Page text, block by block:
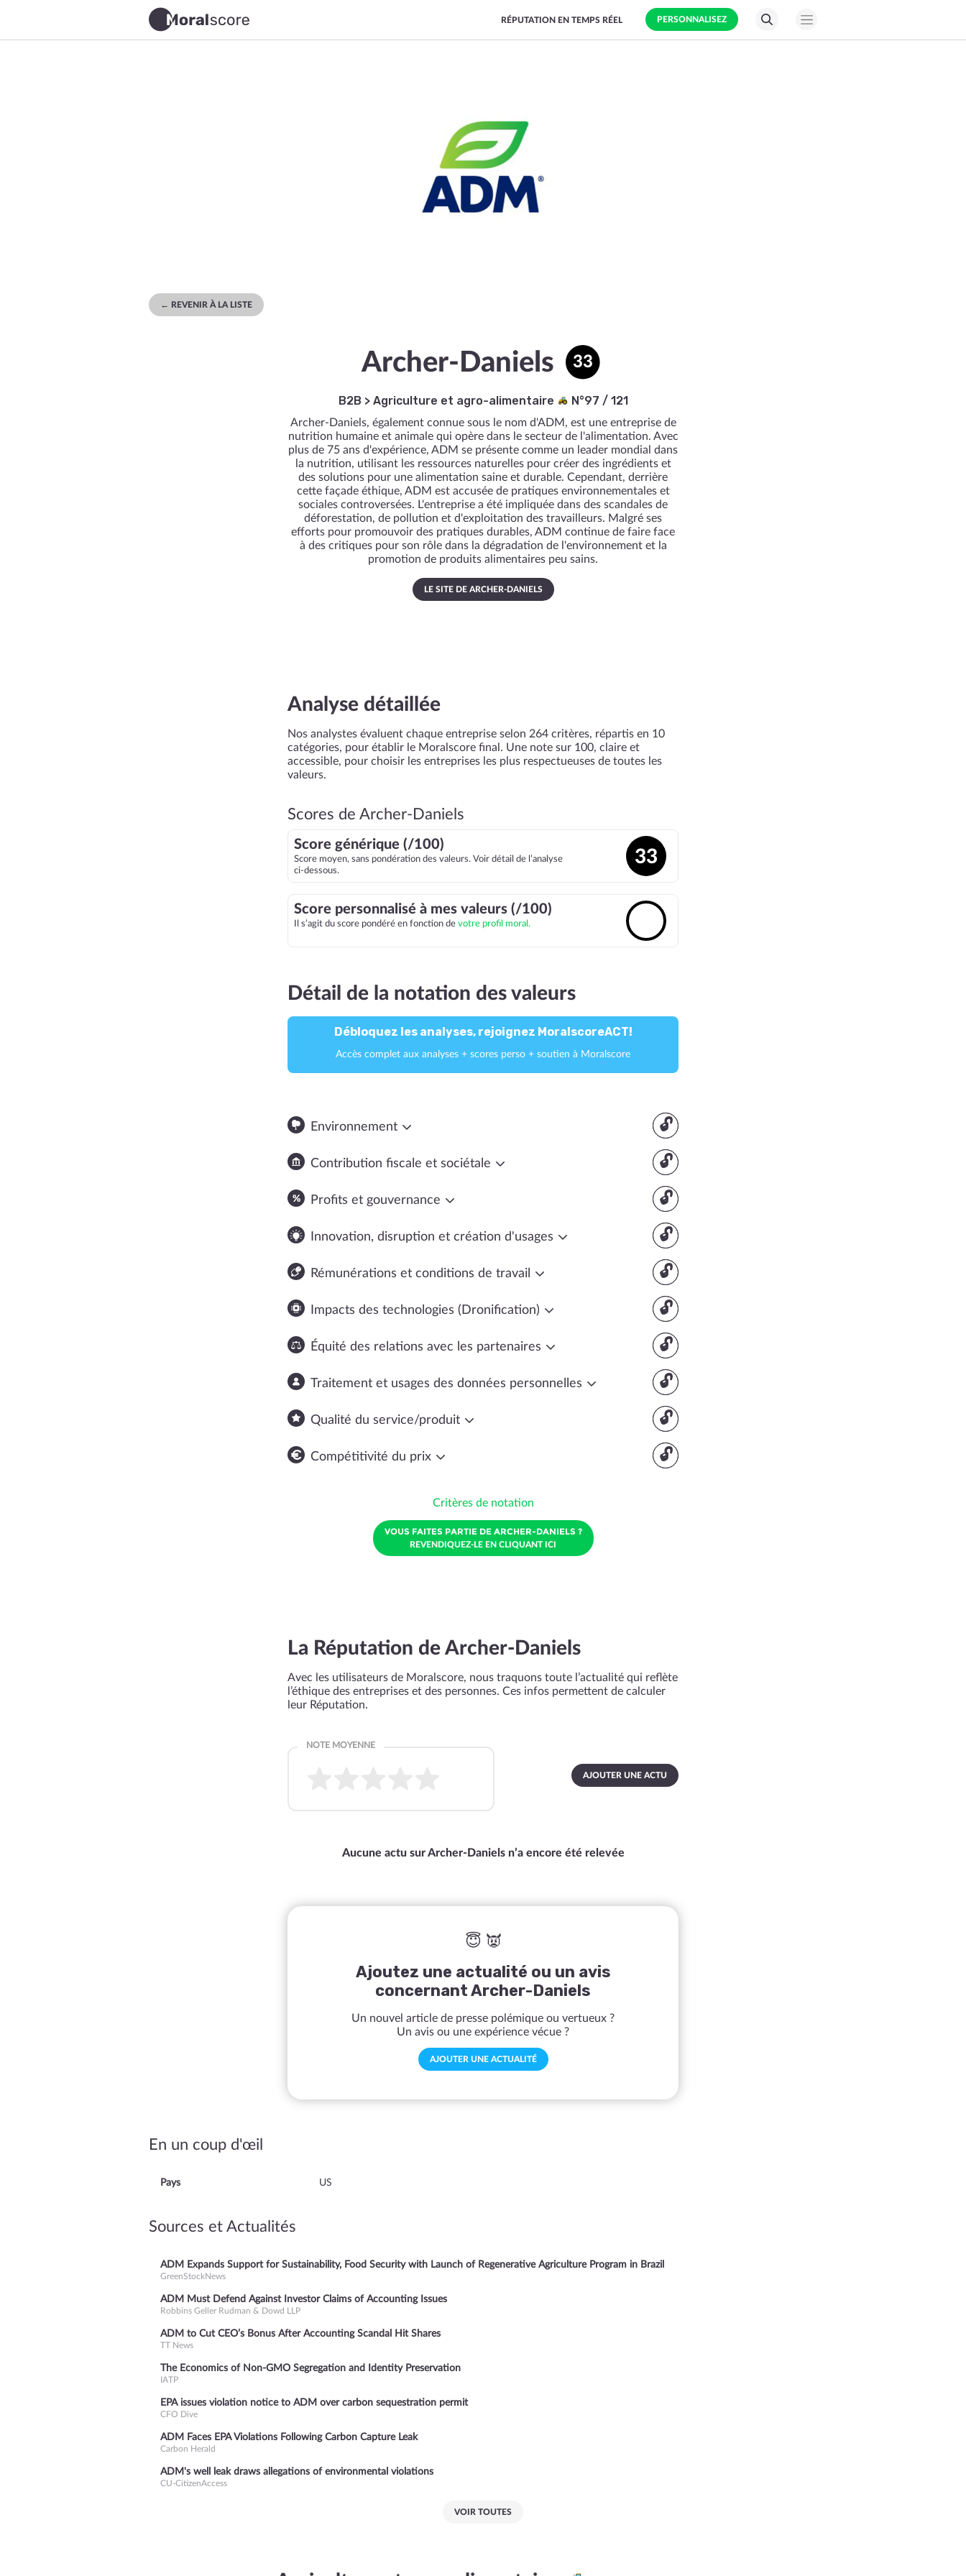
PERSONNALISEZ
RÉPUTATION EN TEMPS RÉEL
← REVENIR À LA LISTE
Archer-Daniels 33
B2B > Agriculture et agro-alimentaire N°97 / 121
Archer-Daniels, également connue sous le nom d'ADM, est une entreprise de
nutrition humaine et animale qui opère dans le secteur de l'alimentation. Avec
plus de 75 ans d'expérience, ADM se présente comme un leader mondial dans
la nutrition, utilisant les ressources naturelles pour créer des ingrédients et
des solutions pour une alimentation saine et durable. Cependant, derrière
cette façade éthique, ADM est accusée de pratiques environnementales et
sociales controversées. L'entreprise a été impliquée dans des scandales de
déforestation, de pollution et d'exploitation des travailleurs. Malgré ses
efforts pour promouvoir des pratiques durables, ADM continue de faire face
à des critiques pour son rôle dans la dégradation de l'environnement et la
promotion de produits alimentaires peu sains.
LE SITE DE ARCHER-DANIELS
Analyse détaillée
Nos analystes évaluent chaque entreprise selon 264 critères, répartis en 10
catégories, pour établir le Moralscore final. Une note sur 100, claire et
accessible, pour choisir les entreprises les plus respectueuses de toutes les
valeurs.
Scores de Archer-Daniels
Score générique (/100)
Score moyen, sans pondération des valeurs. Voir détail de l’analyse
ci-dessous.
33
Score personnalisé à mes valeurs (/100)
Il s’agit du score pondéré en fonction de votre profil moral.
Détail de la notation des valeurs
Débloquez les analyses, rejoignez MoralscoreACT!
Accès complet aux analyses + scores perso + soutien à Moralscore
🔓
Environnement
🔓
Contribution fiscale et sociétale
🔓
Profits et gouvernance
🔓
Innovation, disruption et création d'usages
🔓
Rémunérations et conditions de travail
🔓
Impacts des technologies (Dronification)
🔓
Équité des relations avec les partenaires
🔓
Traitement et usages des données personnelles
🔓
Qualité du service/produit
🔓
Compétitivité du prix
Critères de notation
VOUS FAITES PARTIE DE ARCHER-DANIELS ?
REVENDIQUEZ-LE EN CLIQUANT ICI
La Réputation de Archer-Daniels
Avec les utilisateurs de Moralscore, nous traquons toute l’actualité qui reflète
l’éthique des entreprises et des personnes. Ces infos permettent de calculer
leur Réputation.
AJOUTER UNE ACTU
Aucune actu sur Archer-Daniels n’a encore été relevée
😇 👿
Ajoutez une actualité ou un avis
concernant Archer-Daniels
Un nouvel article de presse polémique ou vertueux ?
Un avis ou une expérience vécue ?
AJOUTER UNE ACTUALITÉ
En un coup d'œil
Pays US
Sources et Actualités
ADM Expands Support for Sustainability, Food Security with Launch of Regenerative Agriculture Program in Brazil
GreenStockNews
ADM Must Defend Against Investor Claims of Accounting Issues
Robbins Geller Rudman & Dowd LLP
ADM to Cut CEO’s Bonus After Accounting Scandal Hit Shares
TT News
The Economics of Non-GMO Segregation and Identity Preservation
IATP
EPA issues violation notice to ADM over carbon sequestration permit
CFO Dive
ADM Faces EPA Violations Following Carbon Capture Leak
Carbon Herald
ADM's well leak draws allegations of environmental violations
CU-CitizenAccess
VOIR TOUTES